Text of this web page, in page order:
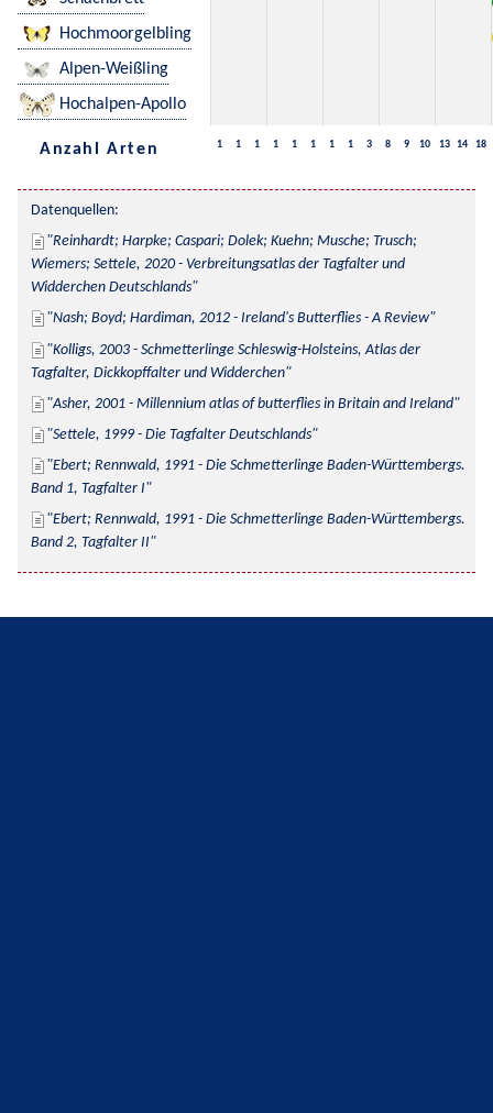
Hochmoorgelbling
Alpen-Weißling
Hochalpen-Apollo
Anzahl Arten 1 1 1 1 1 1 1 1 3 8 9 10 13 14 18
Datenquellen:
Reinhardt; Harpke; Caspari; Dolek; Kuehn; Musche; Trusch;
Wiemers; Settele, 2020 - Verbreitungsatlas der Tagfalter und
Widderchen Deutschlands
Nash; Boyd; Hardiman, 2012 - Ireland's Butterflies - A Review
Kolligs, 2003 - Schmetterlinge Schleswig-Holsteins, Atlas der
Tagfalter, Dickkopffalter und Widderchen
Asher, 2001 - Millennium atlas of butterflies in Britain and Ireland
Settele, 1999 - Die Tagfalter Deutschlands
Ebert; Rennwald, 1991 - Die Schmetterlinge Baden-Württembergs.
Band 1, Tagfalter I
Ebert; Rennwald, 1991 - Die Schmetterlinge Baden-Württembergs.
Band 2, Tagfalter II